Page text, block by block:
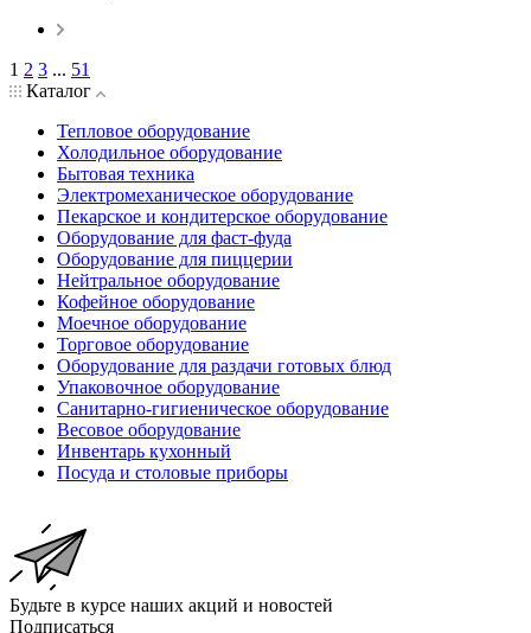
1 2 3 ... 51
Каталог
Тепловое оборудование
Холодильное оборудование
Бытовая техника
Электромеханическое оборудование
Пекарское и кондитерское оборудование
Оборудование для фаст-фуда
Оборудование для пиццерии
Нейтральное оборудование
Кофейное оборудование
Моечное оборудование
Торговое оборудование
Оборудование для раздачи готовых блюд
Упаковочное оборудование
Санитарно-гигиеническое оборудование
Весовое оборудование
Инвентарь кухонный
Посуда и столовые приборы
Будьте в курсе наших акций и новостей
Подписаться